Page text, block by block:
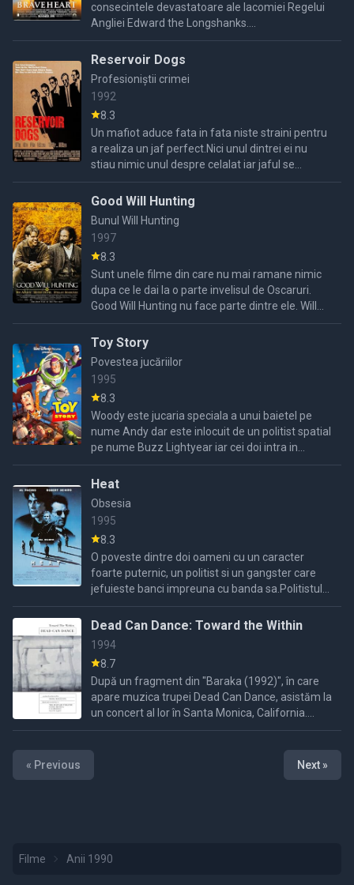
consecintele devastatoare ale lacomiei Regelui
Angliei Edward the Longshanks....
Reservoir Dogs
Profesioniștii crimei
1992
8.3
Un mafiot aduce fata in fata niste straini pentru
a realiza un jaf perfect.Nici unul dintrei ei nu
stiau nimic unul despre celalat iar jaful se
termina intr o balta de sange iar ei realizeaza ca
...
Good Will Hunting
Bunul Will Hunting
1997
8.3
Sunt unele filme din care nu mai ramane nimic
dupa ce le dai la o parte invelisul de Oscaruri.
Good Will Hunting nu face parte dintre ele. Will
Hunting e un tanar cu probleme. Poate pentru ca
nu s-a ...
Toy Story
Povestea jucăriilor
1995
8.3
Woody este jucaria speciala a unui baietel pe
nume Andy dar este inlocuit de un politist spatial
pe nume Buzz Lightyear iar cei doi intra in
conflict.Cand Buzz cade accidental pe fereastra
Woody este ...
Heat
Obsesia
1995
8.3
O poveste dintre doi oameni cu un caracter
foarte puternic, un politist si un gangster care
jefuieste banci impreuna cu banda sa.Politistul
Neil este dedicat meseriei lui si va incerca sa l
prinda pe ...
Dead Can Dance: Toward the Within
1994
8.7
După un fragment din "Baraka (1992)", în care
apare muzica trupei Dead Can Dance, asistăm la
un concert al lor în Santa Monica, California.
Acesta este intercalat cu interviuri cu membrii
« Previous
Next »
Filme Anii 1990